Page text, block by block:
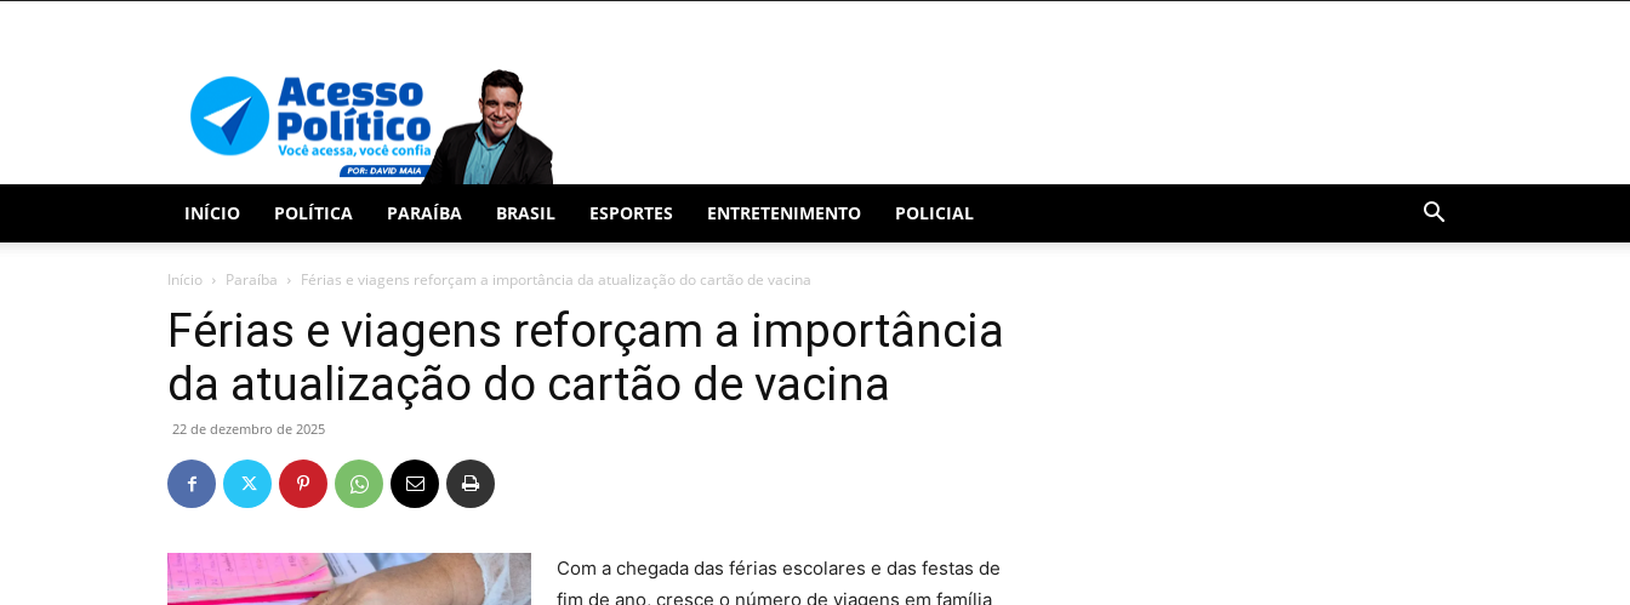
INÍCIO POLÍTICA PARAÍBA BRASIL ESPORTES ENTRETENIMENTO POLICIAL
Início Paraíba Férias e viagens reforçam a importância da atualização do cartão de vacina
Férias e viagens reforçam a importância
da atualização do cartão de vacina
22 de dezembro de 2025
Com a chegada das férias escolares e das festas de
fim de ano, cresce o número de viagens em família